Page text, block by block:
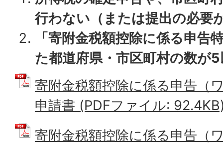
行わない（または提出の必要
「寄附金税額控除に係る申告
た都道府県・市区町村の数が
寄附金税額控除に係る申告（
申請書 (PDFファイル:
寄附金税額控除に係る申告（